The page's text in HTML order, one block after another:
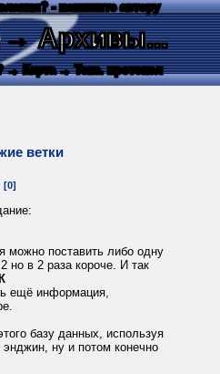
- напишите автору
→ Архивы...
→ Карта → Текс. протокол
ветки
[0]
можно поставить либо одну
но в 2 раза короче. И так
К
ещё информация,
базу данных, используя
энджин, ну и потом конечно